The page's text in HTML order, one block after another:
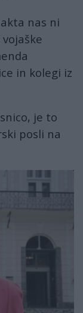
nas ni
in kolegi iz
je to
posli na